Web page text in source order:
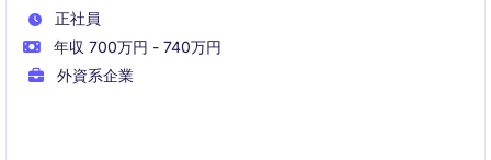
正社員
年収 700万円 - 740万円
外資系企業